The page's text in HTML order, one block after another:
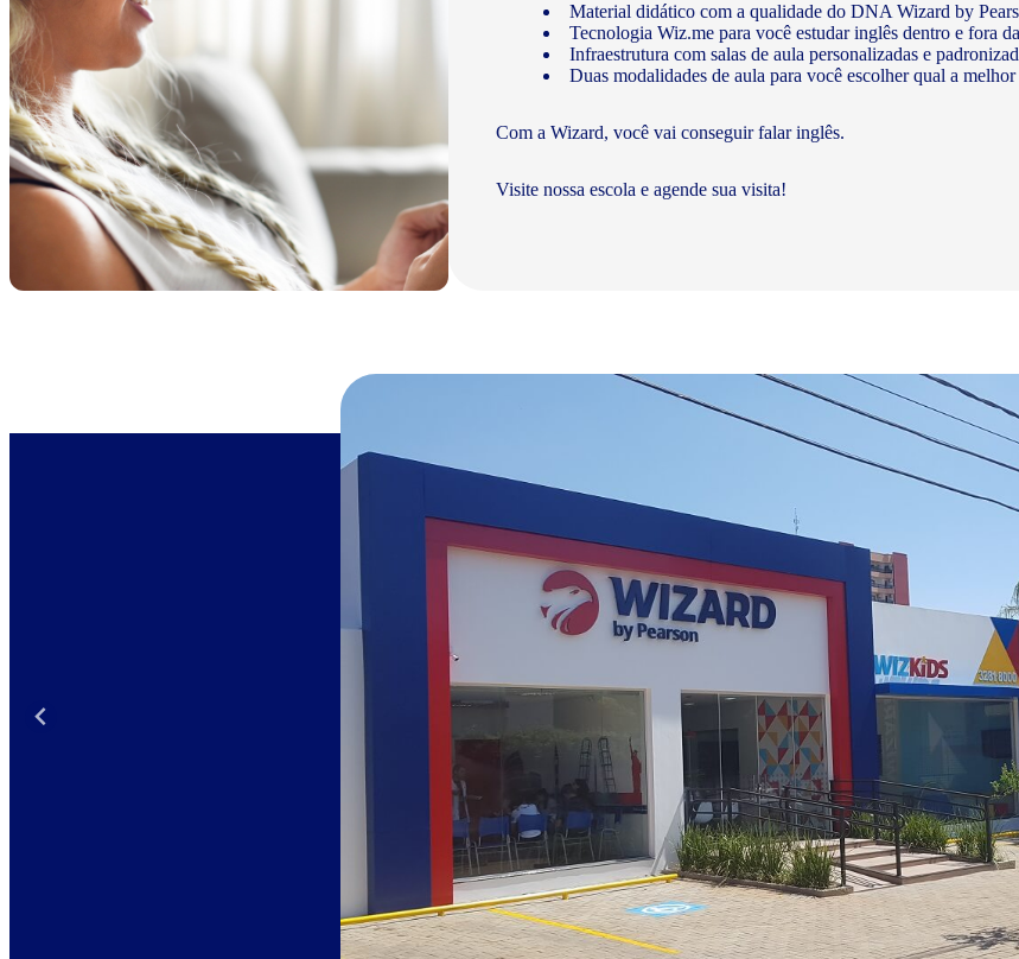
Material didático com a qualidade do DNA Wizard by
Tecnologia Wiz.me para você estudar inglês dentro e fora
Infraestrutura com salas de aula personalizadas e
Duas modalidades de aula para você escolher qual a
Com a Wizard, você vai conseguir falar inglês.
Visite nossa escola e agende sua visita!